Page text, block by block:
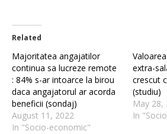
Related
Majoritatea angajatilor
continua sa lucreze remote
: 84% s-ar intoarce la birou
daca angajatorul ar acorda
beneficii (sondaj)
August 11, 2022
In "Socio-economic"
extra-
crescut
(studiu)
May 28,
In